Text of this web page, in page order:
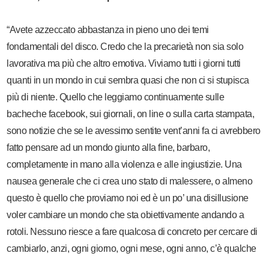
“Avete azzeccato abbastanza in pieno uno dei temi
fondamentali del disco. Credo che la precarietà non sia solo
lavorativa ma più che altro emotiva. Viviamo tutti i giorni tutti
quanti in un mondo in cui sembra quasi che non ci si stupisca
più di niente. Quello che leggiamo continuamente sulle
bacheche facebook, sui giornali, on line o sulla carta stampata,
sono notizie che se le avessimo sentite vent’anni fa ci avrebbero
fatto pensare ad un mondo giunto alla fine, barbaro,
completamente in mano alla violenza e alle ingiustizie. Una
nausea generale che ci crea uno stato di malessere, o almeno
questo è quello che proviamo noi ed è un po’ una disillusione
voler cambiare un mondo che sta obiettivamente andando a
rotoli. Nessuno riesce a fare qualcosa di concreto per cercare di
cambiarlo, anzi, ogni giorno, ogni mese, ogni anno, c’è qualche